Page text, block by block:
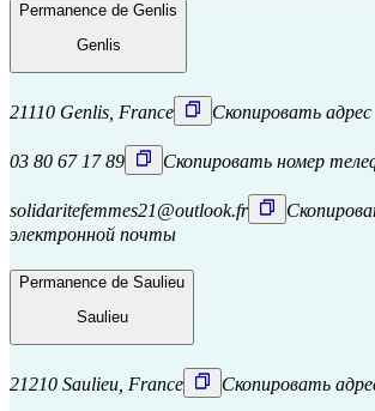
Permanence de Genlis
Genlis
21110 Genlis, France Скопировать адрес
03 80 67 17 89 Скопировать номер
solidaritefemmes21@outlook.fr
электронной почты
Permanence de Saulieu
Saulieu
21210 Saulieu, France Скопировать